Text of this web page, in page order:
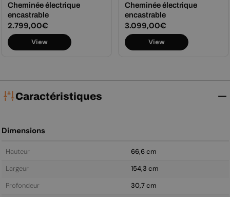
Cheminée électrique
encastrable
Prix
régulier
2.799,00€
View
Cheminée électrique
encastrable
Prix
régulier
3.099,00€
View
Caractéristiques
Dimensions
Hauteur
66,6 cm
Largeur
154,3 cm
Profondeur
30,7 cm